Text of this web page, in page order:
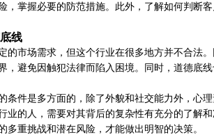
，掌握必要的防范措施。此外，了解如何判断
线
的市场需求，但这个行业在很多地方并不合法
，避免因触犯法律而陷入困境。同时，道德底
条件是多方面的，除了外貌和社交能力外，心
业的人，需要对其背后的复杂性有充分的了解
多重挑战和潜在风险，才能做出明智的决策。